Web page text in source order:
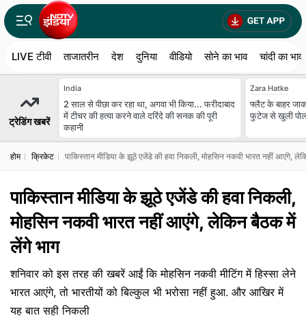
LIVE टीवी ताजातरीन देश दुनिया वीडियो सोने का भाव चांदी का भाव
ट्रेडिंग खबरें
India
2 साल से पीछा कर रहा था, अगवा भी किया... फरीदाबाद
में टीचर की हत्या करने वाले दरिंदे की सनक की पूरी
कहानी
Zara Hatke
फ्लैट के बाहर
फुटेज से खुली
होम क्रिकेट पाकिस्तान मीडिया के झूठे एजेंडे की हवा निकली, मोहसिन नकवी भारत नहीं आएंगे,
पाकिस्तान मीडिया के झूठे एजेंडे की हवा निकली,
मोहसिन नकवी भारत नहीं आएंगे, लेकिन बैठक में
लेंगे भाग
शनिवार को इस तरह की खबरें आईं कि मोहसिन नकवी मीटिंग में हिस्सा लेने
भारत आएंगे, तो भारतीयों को बिल्कुल भी भरोसा नहीं हुआ. और आखिर में
यह बात सही निकली